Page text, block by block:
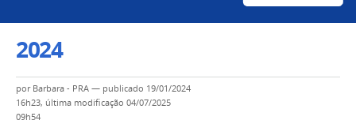
2024
por Barbara - PRA — publicado 19/01/2024
16h23, última modificação 04/07/2025
09h54